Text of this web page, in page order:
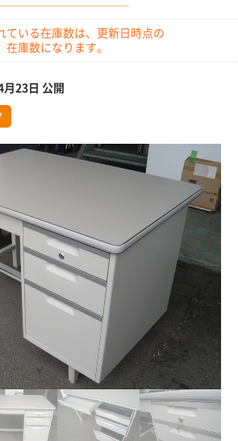
ている在庫数は、更新日時点の
在庫数になります。
23日 公開